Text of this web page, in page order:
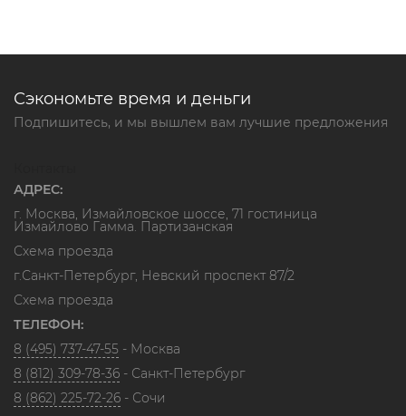
Сэкономьте время и деньги
Подпишитесь, и мы вышлем вам лучшие предложения
АДРЕС:
г. Москва, Измайловское шоссе, 71 гостиница
Измайлово Гамма. Партизанская
Схема проезда
г.Санкт-Петербург, Невский проспект 87/2
Схема проезда
ТЕЛЕФОН:
8 (495) 737-47-55 - Москва
8 (812) 309-78-36 - Санкт-Петербург
8 (862) 225-72-26 - Сочи